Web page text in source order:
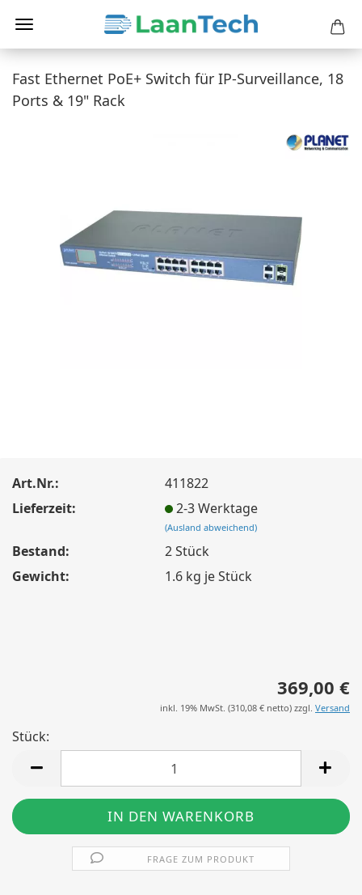
Fast Ethernet PoE+ Switch für IP-Surveillance, 18
Ports & 19" Rack
Art.Nr.:
411822
Lieferzeit:
2-3 Werktage
(Ausland abweichend)
Bestand: 2Stück
Gewicht:
1.6 kg je Stück
369,00 €
inkl. 19% MwSt. (310,08 € netto) zzgl. Versand
Stück:
FRAGE ZUM PRODUKT